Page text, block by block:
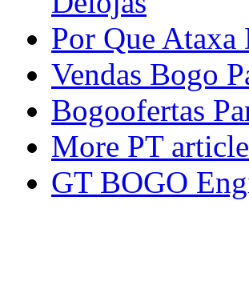
Por Que Ataxa
Vendas Bogo
Bogoofertas
More PT
GT BOGO